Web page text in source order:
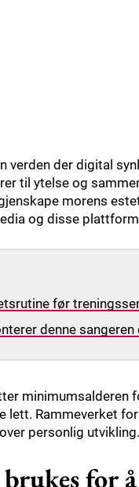
verden der digital
til ytelse og
morens
og disse
før
denne
minimumsalderen
lett. Rammeverket
personlig utvikling.
for